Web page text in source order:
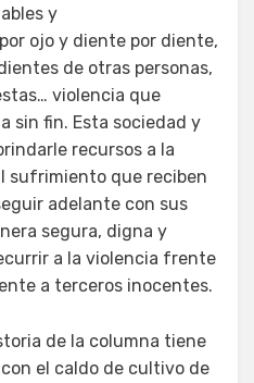
y
ojo y diente por diente,
de otras personas,
violencia que
sin fin. Esta sociedad y
recursos a la
sufrimiento que reciben
adelante con sus
segura, digna y
a la violencia frente
a terceros inocentes.
de la columna tiene
el caldo de cultivo de